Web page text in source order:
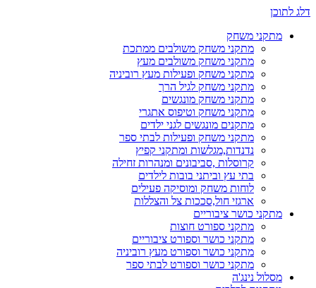
דלג לתוכן
מתקני משחק
מתקני משחק משולבים ממתכת
מתקני משחק משולבים מעץ
מתקני משחק ופעילות מעץ רוביניה
מתקני משחק לגיל הרך
מתקני משחק מונגשים
מתקני משחק וטיפוס אתגרי
מתקנים מונגשים לגני ילדים
מתקני משחק ופעילות לבתי ספר
נדנדות,מגלשות ומתקני קפיץ
קרוסלות ,סביבונים ומנהרות זחילה
בתי עץ וביתני בובות לילדים
לוחות משחק ומוסיקה פעילים
ארגזי חול,סככות צל והצללות
מתקני כושר ציבוריים
מתקני ספורט חוצות
מתקני כושר וספורט ציבוריים
מתקני כושר וספורט מעץ רוביניה
מתקני כושר וספורט לבתי ספר
מסלול נינג'ה